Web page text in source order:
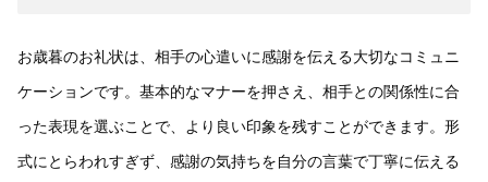
お歳暮のお礼状は、相手の心遣いに感謝を伝える大切なコミュニ
ケーションです。基本的なマナーを押さえ、相手との関係性に合
った表現を選ぶことで、より良い印象を残すことができます。形
式にとらわれすぎず、感謝の気持ちを自分の言葉で丁寧に伝える